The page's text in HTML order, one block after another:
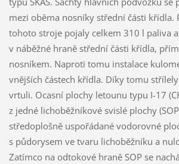
mezi oběma nosníky střední části křídla.
tohoto stroje pojaly celkem 310 l paliva
v náběžné hraně střední části křídla,
nosníkem. Naproti tomu instalace
vnějších částech křídla. Díky tomu
vrtuli. Ocasní plochy letounu typu I-17
z jedné lichoběžníkové svislé plochy
středoplošně uspořádané vodorovné
s půdorysem ve tvaru lichoběžníku a
Zatímco na odtokové hraně SOP se